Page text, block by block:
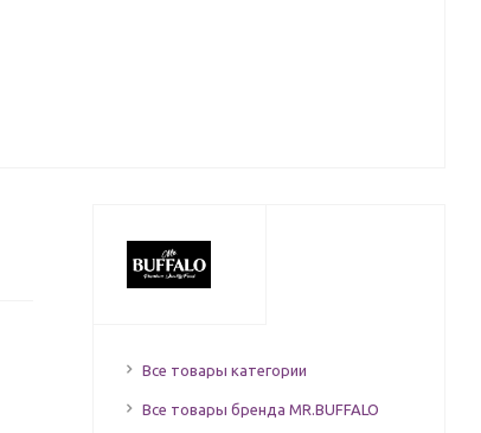
Все товары категории
Все товары бренда MR.BUFFALO